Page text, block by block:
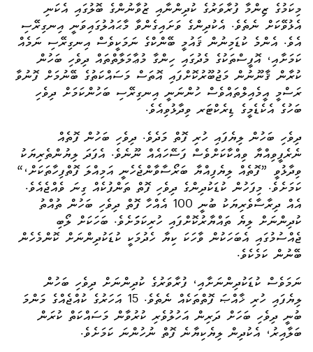
މިކަމުގެ ޒިންމާ ފުރާވަރުގެ ކުދިންނާއި ޒުވާނުންގެ ބޮލުގައި އެކަނި
އެޅުވޭކަށް ނެތެވެ. އެކުދިންގެ ވަށައިގެންވާ މާޙައުލުގައިވަނީ އިނގިރޭސި
އެވެ. އެންމެ ކުޑަމިނުން ޤައުމީ ބޭންކްގެ ނަމަކީވެސް އިނގިރޭސި ނަމެއް
ކަމަށާއި، އޮފީސްތަކުގެ މެދުގައި ހިންގާ މުޢާމަލާތްތައް ދިވެހި ބަހުން
ކުރާން ޤާނޫނުން މަޖުބޫރުކޮށްފައި އޮތަސް މަސައްކަތުގެ ބޭނުމަށް ފޮނުވާ
ރަސްމީ އީމެއިލްތައްވެސް ހުންނަނީ އިނގިރޭސި ބަހުންކަމަށް ދިވެހި
ބަހުގެ އެކެޑެމީގެ ޑިރެކްޓަރ ވިދާޅުވިއެވެ.
ދިވެހި ބަހުން ލިޔެފައި ހުރި ފޮތް މަދެވެ. ދިވެހި ބަހުން ފޮތެއް
ނެރެފީވިއްޔާ ވިއްކާކަށްވެސް ފަސޭހައެއް ނޫނެވެ. އެފަދަ ލިޔުންތެރިޔަކު
ވިދާޅުވީ ”ފޮތެއް ލިޔެފިއްޔާ ބަރޯސާވާންޖެހެނީ އަމިއްލަ ފޮތްފިހާތަކަށް،“
ކަމަށެވެ. މިފަހުން ކުޑަކުދިންގެ ދިވެހި ފޮތް ތަންފުކެއް ގިނަ ވެއްޖެއެވެ.
އެއް ދިރާސާވެރިޔަކު ބުނީ 100 އެއްހާ ފޮތް ދިވެހި ބަހުން ތުއްތު
ކުދިންނަށް ލިޔެ ތައްޔާރުކޮށްފައި ހުރިކަމަަށެވެ. ބަހަކަށް ލޯބި
ޖެއްސުމުގައި އެބަހަކުން ވާހަކަ ކިޔާ ހެދުމަކީ ކުޑަކުދިންނަށް ކޮންމެހެން
ބޭނުން ކަމެކެވެ.
ނަމަވެސް ކުޑަކުދިންނަށާއި، ފުރާވަރުގެ ކުދިންނަށް ދިވެހި ބަހުން
ލިޔެފައި ހުރި ޚާއްޞަ ފޮތްތަކެއް ނެތެވެ. 15 އަހަރުގެ ކުއްޖެއްގެ މަންމަ
ބުނީ ދިވެހި ބަހަށް ދަރިން އަހުލުވެރި ކުރުވާން މަސައްކަތް ކުރަން
ބަލާއިރު، އެކުދިން ލިޔެކިޔާނެ ފޮތް ނުހުންނަ ކަމަށެވެ.